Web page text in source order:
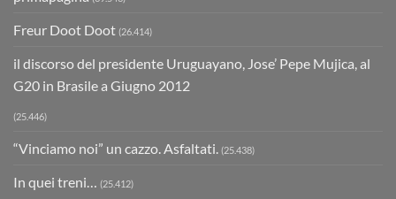
Freur Doot Doot (26.414)
il discorso del presidente Uruguayano, Jose’ Pepe Mujica, al
G20 in Brasile a Giugno 2012
(25.446)
“Vinciamo noi” un cazzo. Asfaltati. (25.438)
In quei treni… (25.412)